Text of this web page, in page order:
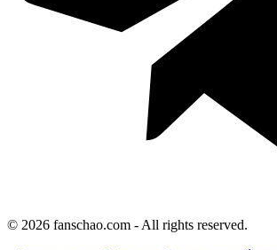
© 2026 fanschao.com - All rights reserved.